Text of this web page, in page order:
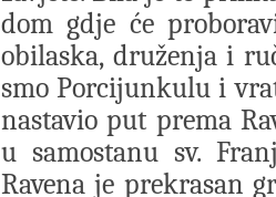
dom gdje će
obilaska, druženja i
smo Porcijunkulu i
nastavio put prema
u samostanu sv.
Ravena je prekrasan